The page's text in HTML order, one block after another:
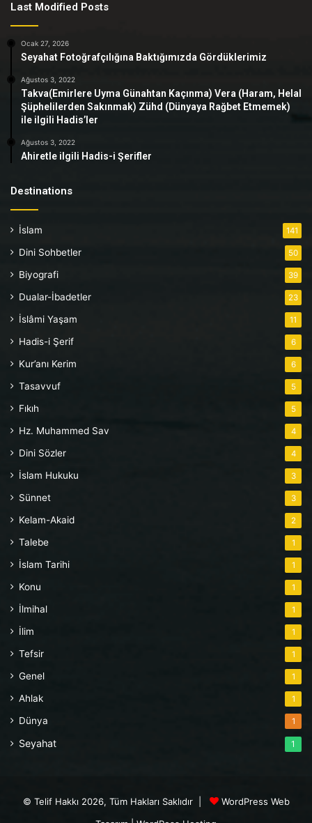
Last Modified Posts
Ocak 27, 2026
Seyahat Fotoğrafçılığına Baktığımızda Gördüklerimiz
Ağustos 3, 2022
Takva(Emirlere Uyma Günahtan Kaçınma) Vera (Haram, Helal
Şüphelilerden Sakınmak) Zühd (Dünyaya Rağbet Etmemek)
ile ilgili Hadis’ler
Ağustos 3, 2022
Ahiretle ilgili Hadis-i Şerifler
Destinations
İslam 141
Dini Sohbetler 50
Biyografi 39
Dualar-İbadetler 23
İslâmi Yaşam 11
Hadis-i Şerif 6
Kur’anı Kerim 6
Tasavvuf 5
Fıkıh 5
Hz. Muhammed Sav 4
Dini Sözler 4
İslam Hukuku 3
Sünnet 3
Kelam-Akaid 2
Talebe 1
İslam Tarihi 1
Konu 1
İlmihal 1
İlim 1
Tefsir 1
Genel 1
Ahlak 1
Dünya 1
Seyahat 1
© Telif Hakkı 2026, Tüm Hakları Saklıdır |
WordPress Web